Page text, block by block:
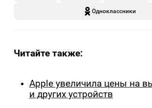
Одноклассники
Читайте также:
Apple увеличила цены на
и других устройств